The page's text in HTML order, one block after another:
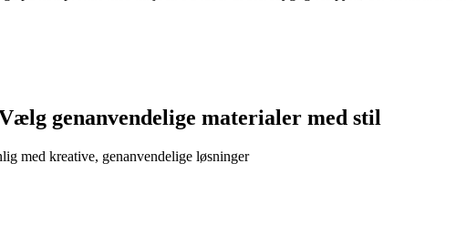
genanvendelige materialer med stil
med kreative, genanvendelige løsninger